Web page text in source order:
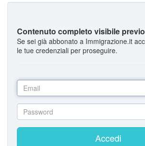
Contenuto completo visibile previo
Se sei già abbonato a Immigrazione.it
le tue credenziali per proseguire.
Accedi